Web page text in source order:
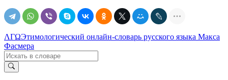
ΛΓΩЭтимологический онлайн-словарь русского языка Макса
Фасмера